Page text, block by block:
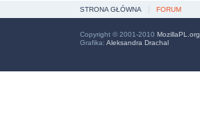
STRONA GŁÓWNA FORUM
Copyright © 2001-2010 MozillaPL.org
Grafika: Aleksandra Drachal